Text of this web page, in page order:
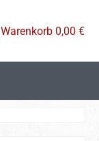
Warenkorb 0,00 €